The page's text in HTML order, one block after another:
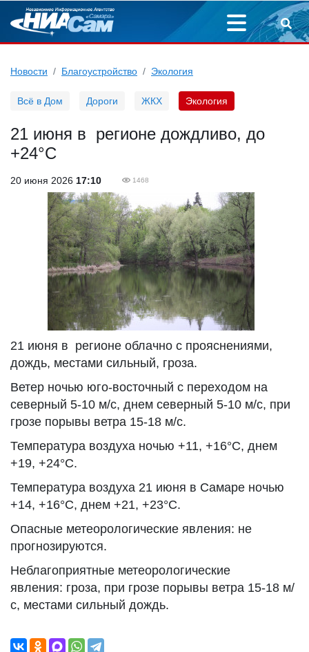
Новости Благоустройство Экология
Всё в Дом Дороги ЖКХ Экология
21 июня в регионе дождливо, до
+24°С
20 июня 2026 17:10 1468
21 июня в регионе облачно с прояснениями,
дождь, местами сильный, гроза.
Ветер ночью юго-восточный с переходом на
северный 5-10 м/с, днем северный 5-10 м/с, при
грозе порывы ветра 15-18 м/с.
Температура воздуха ночью +11, +16°С, днем
+19, +24°С.
Температура воздуха 21 июня в Самаре ночью
+14, +16°С, днем +21, +23°С.
Опасные метеорологические явления: не
прогнозируются.
Неблагоприятные метеорологические
явления: гроза, при грозе порывы ветра 15-18 м/
с, местами сильный дождь.